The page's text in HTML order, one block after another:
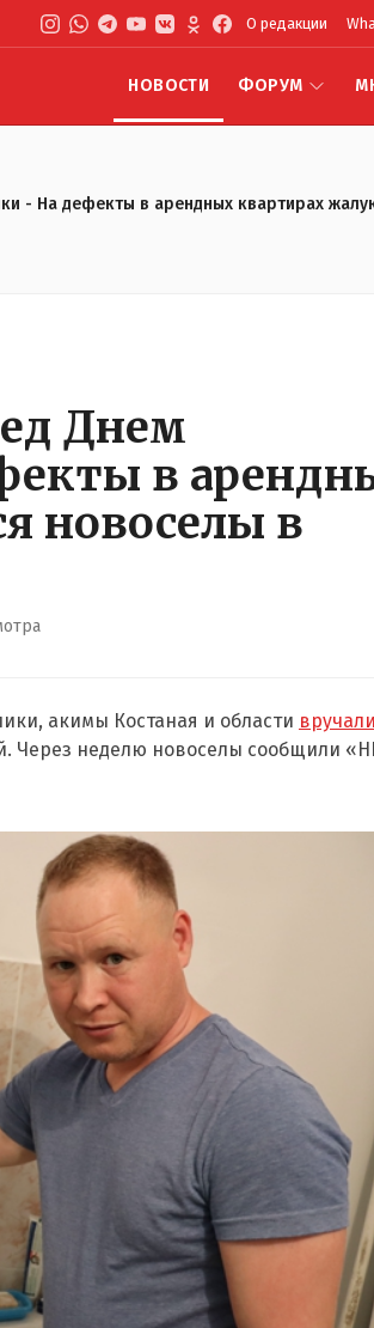
О редакции
НОВОСТИ ФОРУМ
- На дефекты в арендных квартирах
Днем
в
новоселы в
акимы Костаная и области
неделю новоселы сообщили